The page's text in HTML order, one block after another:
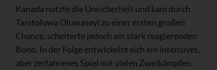
Kanada nutzte die Unsicherheit und kam durch
Tanitoluwa Oluwaseyi zu einer ersten großen
Chance, scheiterte jedoch am stark reagierenden
Bono. In der Folge entwickelte sich ein intensives,
aber zerfahrenes Spiel mit vielen Zweikämpfen.